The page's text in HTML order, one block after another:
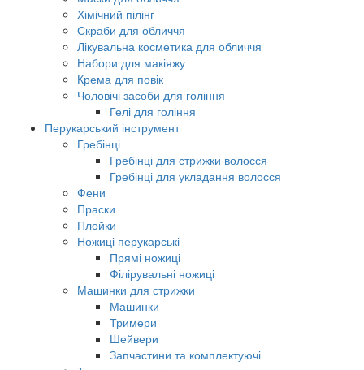
Хімічний пілінг
Скраби для обличчя
Лікувальна косметика для обличчя
Набори для макіяжу
Крема для повік
Чоловічі засоби для гоління
Гелі для гоління
Перукарський інструмент
Гребінці
Гребінці для стрижки волосся
Гребінці для укладання волосся
Фени
Праски
Плойки
Ножиці перукарські
Прямі ножиці
Філірувальні ножиці
Машинки для стрижки
Машинки
Тримери
Шейвери
Запчастини та комплектуючі